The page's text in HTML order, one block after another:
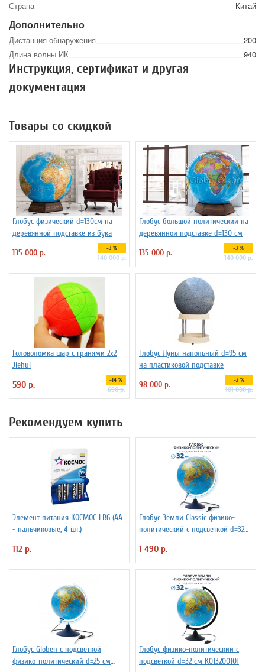
Страна Китай
Дополнительно
Дистанция обнаружения
200
Длина волны ИК
940
Инструкция, сертификат и другая
документация
Товары со скидкой
Глобус физический d=130см на
деревянной подставке из бука
135 000 р.
-3 %
140 000 р.
Глобус большой политический на
деревянной подставке d=130 см
135 000 р.
-3 %
140 000 р.
Головоломка шар с гранями 2х2
Jiehui
590 р. -14 %
690 р.
Глобус Луны напольный d=95 см
на пластиковой подставке
98 000 р.
-2 %
101 000 р.
Рекомендуем купить
Элемент питания КОСМОС LR6 (АА
- пальчиковые, 4 шт.)
112 р.
Глобус Земли Classic физико-
политический с подсветкой d=32
1 490 р.
Глобус Globen с подсветкой
физико-политический d=25 см
Глобус физико-политический с
подсветкой d=32 см К013200101